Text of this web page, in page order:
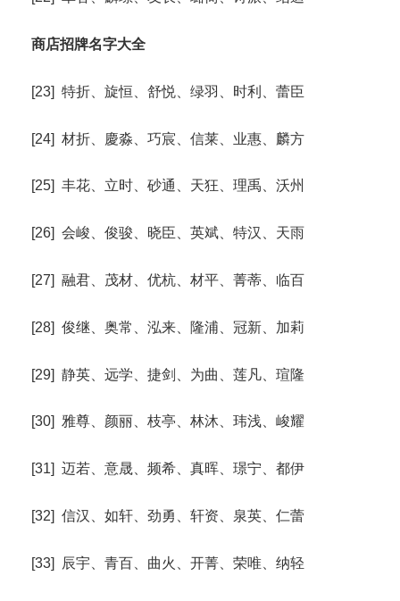
商店招牌名字大全
[23] 特折、旋恒、舒悦、绿羽、时利、蕾臣
[24] 材折、慶淼、巧宸、信莱、业惠、麟方
[25] 丰花、立时、砂通、天狂、理禹、沃州
[26] 会峻、俊骏、晓臣、英斌、特汉、天雨
[27] 融君、茂材、优杭、材平、菁蒂、临百
[28] 俊继、奥常、泓来、隆浦、冠新、加莉
[29] 静英、远学、捷剑、为曲、莲凡、瑄隆
[30] 雅尊、颜丽、枝亭、林沐、玮浅、峻耀
[31] 迈若、意晟、频希、真晖、璟宁、都伊
[32] 信汉、如轩、劲勇、轩资、泉英、仁蕾
[33] 辰宇、青百、曲火、开菁、荣唯、纳轻